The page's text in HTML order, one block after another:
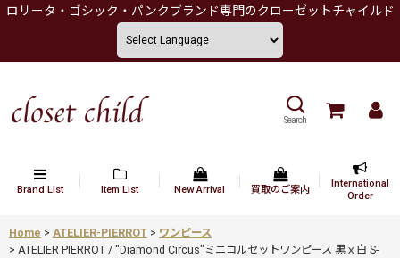
ロリータ・ゴシック・パンクブランド専門のクローゼットチャイルド
Search
Brand List Item List New Arrival 買取のご案内
International
Order
Home > ATELIER-PIERROT > ワンピース
> ATELIER PIERROT / "Diamond Circus"ミニコルセットワンピース 黒ｘ白 S-